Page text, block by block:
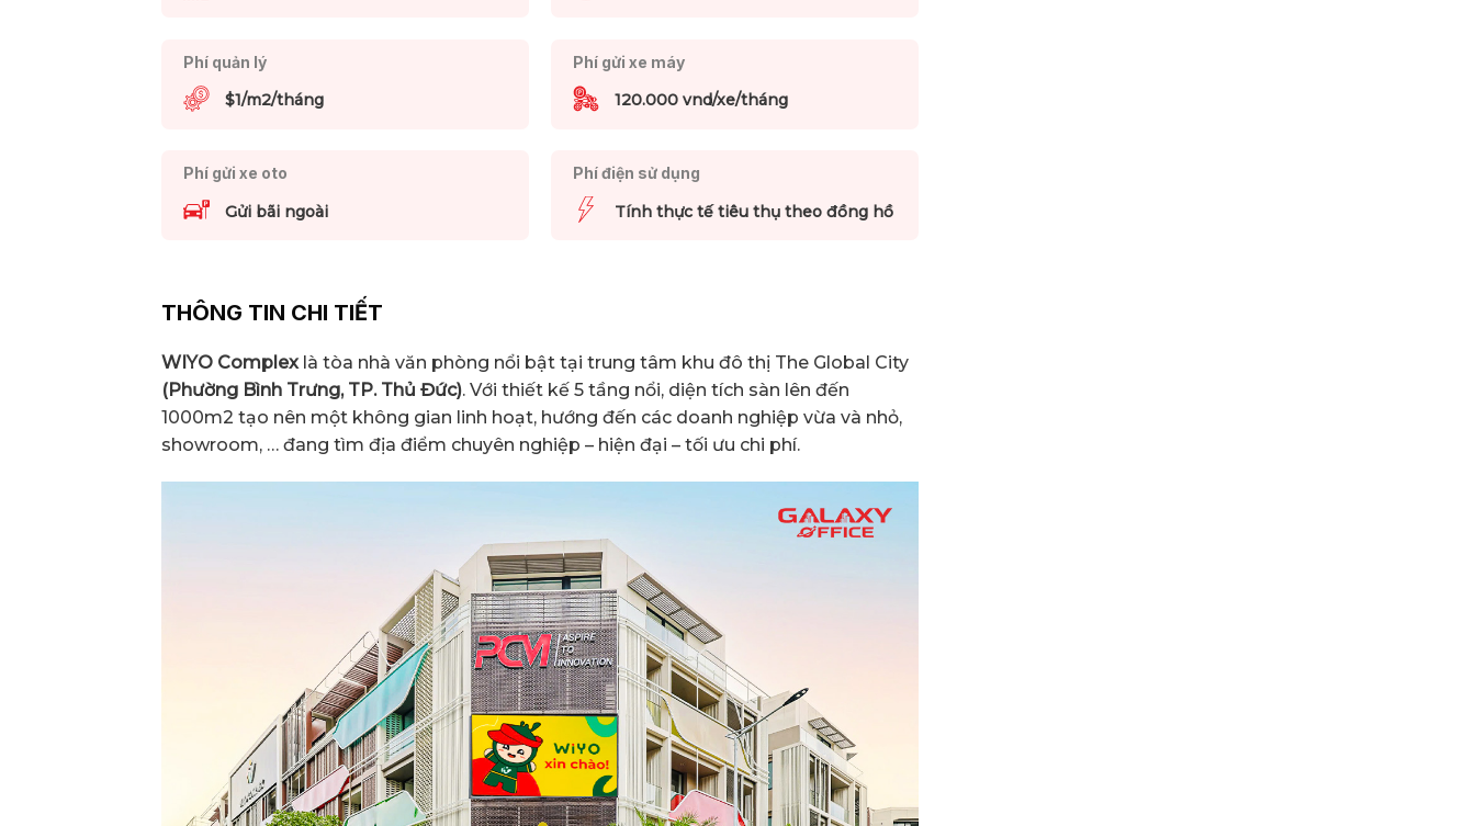
Phí quản lý
$1/m2/tháng
Phí gửi xe máy
120.000 vnd/xe/tháng
Phí gửi xe oto
Gửi bãi ngoài
Phí điện sử dụng
Tính thực tế tiêu thụ theo đồng hồ
THÔNG TIN CHI TIẾT
WIYO Complexlà tòa nhà văn phòng nổi bật tại trung tâm khu đô thị The Global City
(Phường Bình Trưng, TP. Thủ Đức). Với thiết kế 5 tầng nổi, diện tích sàn lên đến
1000m2 tạo nên một không gian linh hoạt, hướng đến các doanh nghiệp vừa và nhỏ,
showroom, … đang tìm địa điểm chuyên nghiệp – hiện đại – tối ưu chi phí.